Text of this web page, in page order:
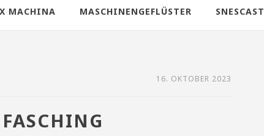
MACHINA MASCHINENGEFLÜSTER SNESCAST
16. OKTOBER 2023